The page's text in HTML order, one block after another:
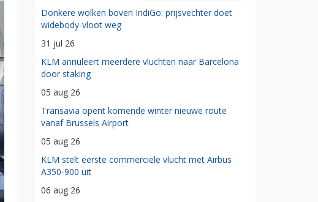
Donkere wolken boven IndiGo: prijsvechter doet
widebody-vloot weg
31 jul 26
KLM annuleert meerdere vluchten naar Barcelona
door staking
05 aug 26
Transavia opent komende winter nieuwe route
vanaf Brussels Airport
05 aug 26
KLM stelt eerste commerciële vlucht met Airbus
A350-900 uit
06 aug 26